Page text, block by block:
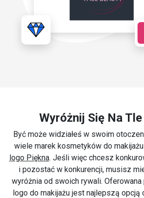
Wyróżnij Się Na
Być może widziałeś w swoim
wiele marek kosmetyków do
logo Piękna. Jeśli więc chcesz
i pozostać w konkurencji, musisz
wyróżnia od swoich rywali.
logo do makijażu jest najlepszą opcją